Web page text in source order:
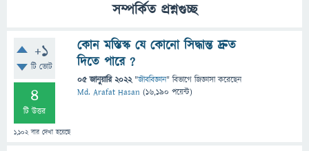
সম্পর্কিত প্রশ্নগুচ্ছ
+1
টি ভোট
4
টি উত্তর
1,102বার দেখা হয়েছে
কোন মস্তিস্ক যে কোনো সিদ্ধান্ত দ্রুত
দিতে পারে ?
05 জানুয়ারি 2022 "জীববিজ্ঞান" বিভাগে জিজ্ঞাসাকরেছেন
Md. Arafat Hasan (16,190 পয়েন্ট)